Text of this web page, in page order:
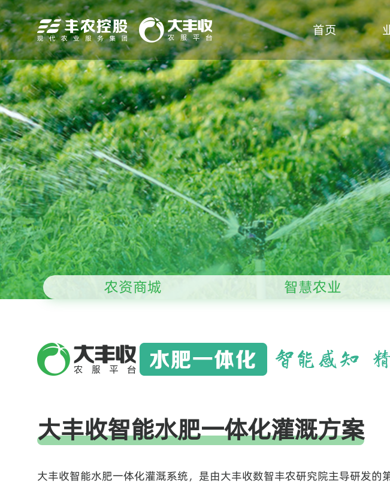
首页
农资商城 智慧农业
大丰收智能水肥一体化灌溉方案
大丰收智能水肥一体化灌溉系统，是由大丰收数智丰农研究院主导研发